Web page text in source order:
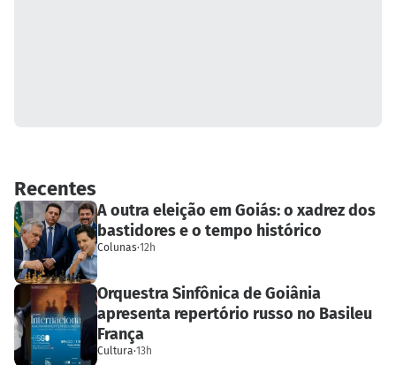
Recentes
A outra eleição em Goiás: o xadrez dos
bastidores e o tempo histórico
Colunas·12h
Orquestra Sinfônica de Goiânia
apresenta repertório russo no Basileu
França
Cultura·13h